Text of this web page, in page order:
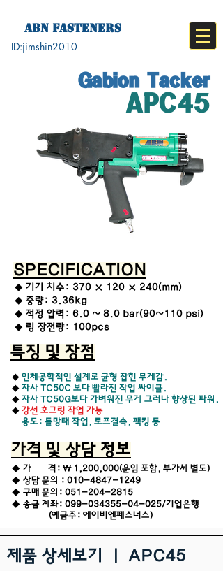
ABN FASTENERS
ID:jimshin2010​
Gabion Tacker
APC45
SPECIFICATION
◆ 기기 치수: 370 × 120 × 240(mm)
◆ 중량: 3.36kg
◆ 적정 압력: 6.0 ~ 8.0 bar(90~110 psi)
◆ 링 장전량: 100pcs
특징 및 장점
◆ 인체공학적인 설계로 균형 잡힌 무게감.
◆ 자사 TC50C 보다 빨라진 작업 싸이클.
◆ 자사 TC50G보다 가벼워진 무게 그러나 향상된 파워.
◆ 강선 호그링 작업 가능
​ 용도: 돌망태 작업, 로프결속, 팩킹 등
가격 및 상담 정보
◆ 가 격: \ 1,200,000(운임 포함, 부가세 별도)
◆ 상담 문의 : 010-4847-1249
◆ 구매 문의: 051-204-2815
◆ 송금 계좌: 099-034355-04-025/기업은행
(예금주: 에이비엔페스너스)
제품 상세보기 ㅣ APC45